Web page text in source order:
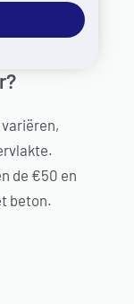
de €50 en
beton.